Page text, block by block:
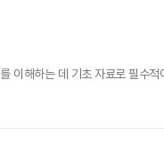
이해하는 데 기초 자료로 필수